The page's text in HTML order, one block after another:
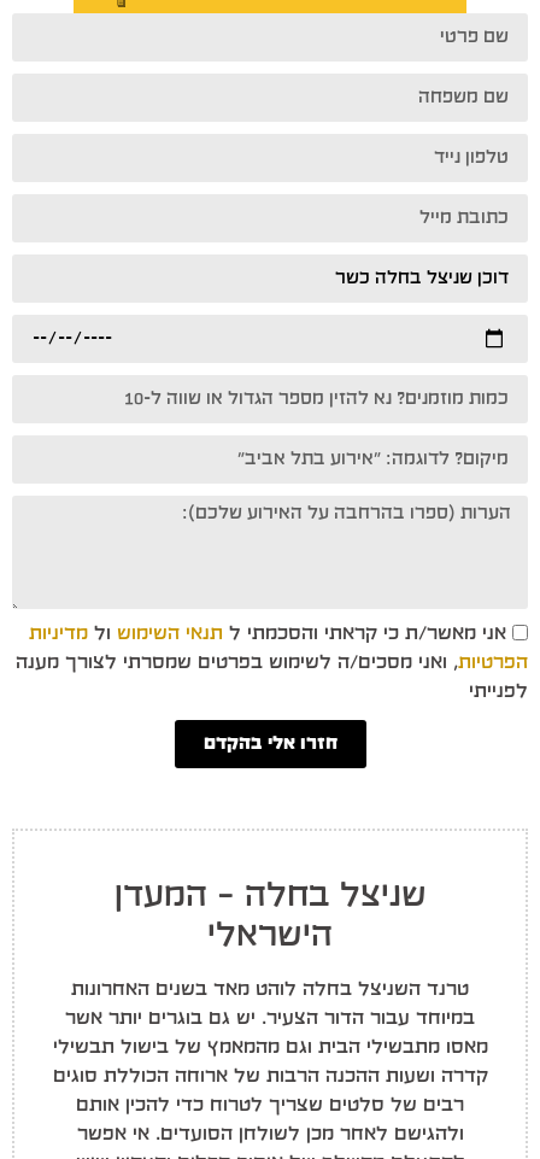
אני מאשר/ת כי קראתי והסכמתי ל תנאי השימוש ול מדיניות
הפרטיות, ואני מסכים/ה לשימוש בפרטים שמסרתי לצורך מענה
לפנייתי
חזרו אלי בהקדם
שניצל בחלה – המעדן
הישראלי
טרנד השניצל בחלה לוהט מאד בשנים האחרונות
במיוחד עבור הדור הצעיר. יש גם בוגרים יותר אשר
מאסו מתבשילי הבית וגם מהמאמץ של בישול תבשילי
קדרה ושעות ההכנה הרבות של ארוחה הכוללת סוגים
רבים של סלטים שצריך לטרוח כדי להכין אותם
ולהגישם לאחר מכן לשולחן הסועדים. אי אפשר